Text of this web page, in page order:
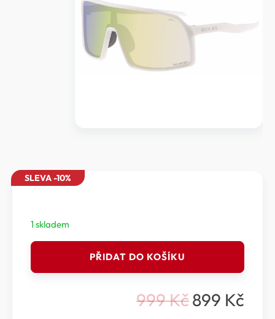
SLEVA -10%
1 skladem
-
PŘIDAT DO KOŠÍKU
999Kč
Původní899 Kč
Aktuální